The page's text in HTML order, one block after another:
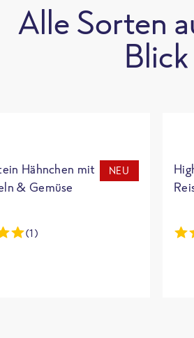
Alle Sorten
Blick
Hähnchen mit
& Gemüse
NEU
(1)